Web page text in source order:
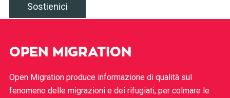
Sostienici
OPEN MIGRATION
Open Migration produce informazione di qualità sul
fenomeno delle migrazioni e dei rifugiati, per colmare le